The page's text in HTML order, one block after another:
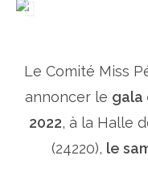
Le Comité Miss
annoncer le gala
2022, à la Halle
(24220), le